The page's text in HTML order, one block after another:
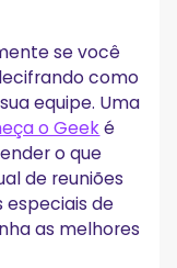
se você
como
equipe. Uma
o Geeké
o que
de reuniões
de
as melhores